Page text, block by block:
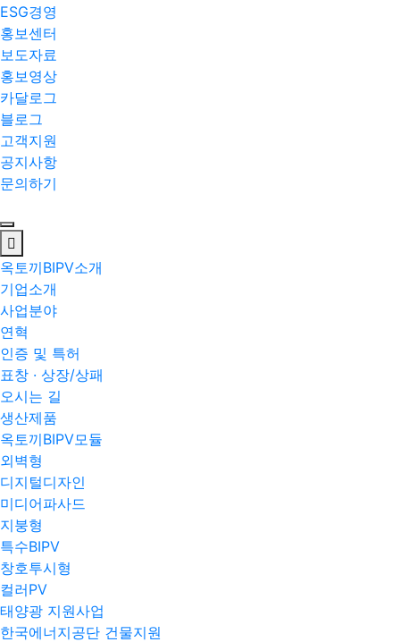
ESG경영
홍보센터
보도자료
홍보영상
카달로그
블로그
고객지원
공지사항
문의하기
옥토끼BIPV소개
기업소개
사업분야
연혁
인증 및 특허
표창 · 상장/상패
오시는 길
생산제품
옥토끼BIPV모듈
외벽형
디지털디자인
미디어파사드
지붕형
특수BIPV
창호투시형
컬러PV
태양광 지원사업
한국에너지공단 건물지원